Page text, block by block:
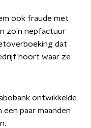
ook fraude met
zo'n nepfactuur
dat
hoort waar ze
ontwikkelde
paar maanden